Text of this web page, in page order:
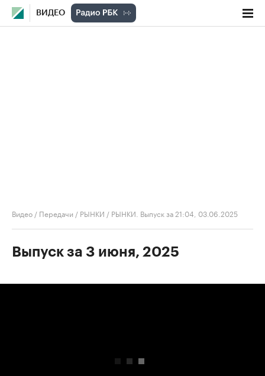
ВИДЕО
Видео / Передачи / РЫНКИ / РЫНКИ. Выпуск за 21:04, 03.06.2025
Выпуск за 3 июня, 2025